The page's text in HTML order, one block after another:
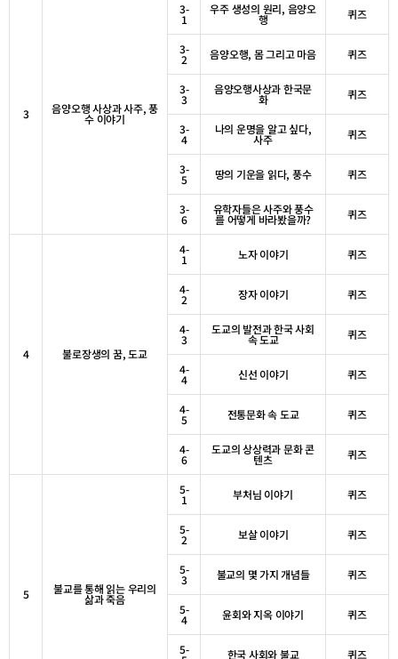
3 음양오행 사상과 사주,풍
수 이야기
3-
1
우주 생성의 원리, 음양오
행 퀴즈
3-
2 음양오행, 몸 그리고 마음 퀴즈
3-
3
음양오행사상과 한국문
화 퀴즈
3-
4
나의 운명을 알고 싶다,
사주 퀴즈
3-
5 땅의 기운을 읽다, 풍수 퀴즈
3-
6
유학자들은 사주와 풍수
를 어떻게 바라봤을까? 퀴즈
4 불로장생의 꿈,도교
4-
1 노자 이야기 퀴즈
4-
2 장자 이야기 퀴즈
4-
3
도교의 발전과 한국 사회
속 도교 퀴즈
4-
4 신선 이야기 퀴즈
4-
5 전통문화 속 도교 퀴즈
4-
6
도교의 상상력과 문화 콘
텐츠 퀴즈
5 불교를 통해 읽는 우리의
삶과 죽음
5-
1 부처님 이야기 퀴즈
5-
2 보살 이야기 퀴즈
5-
3 불교의 몇 가지 개념들 퀴즈
5-
4 윤회와 지옥 이야기 퀴즈
5- 한국 사회와 불교 퀴즈